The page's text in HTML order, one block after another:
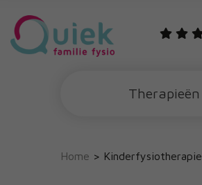
Therapieën
Home > Kinderfysiotherapie